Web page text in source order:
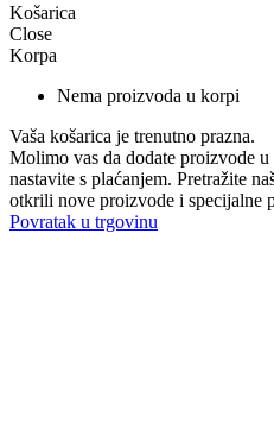
Košarica
Close
Korpa
Nema proizvoda u korpi
Vaša košarica je trenutno prazna.
Molimo vas da dodate proizvode
nastavite s plaćanjem. Pretražite
otkrili nove proizvode i specijalne
Povratak u trgovinu